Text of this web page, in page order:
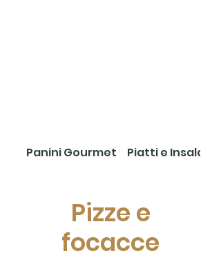
Panini Gourmet Piatti e Insalate
Pizze e
focacce